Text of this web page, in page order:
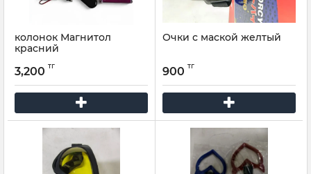
колонок Магнитол
красний
3,200 тг
Очки с маской желтый
900 тг